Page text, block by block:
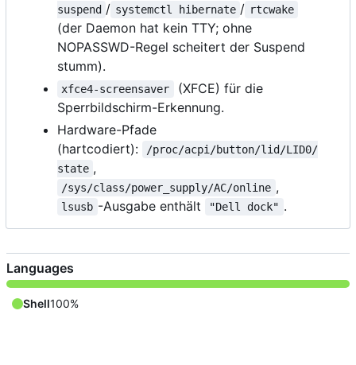
suspend / systemctl hibernate / rtcwake
(der Daemon hat kein TTY; ohne
NOPASSWD-Regel scheitert der Suspend
stumm).
xfce4-screensaver
(XFCE) für die
Sperrbildschirm-Erkennung.
Hardware-Pfade
(hartcodiert):
/proc/acpi/button/lid/LID0/
state ,
/sys/class/power_supply/AC/online ,
lsusb -Ausgabe enthält "Dell dock" .
Languages
Shell100%